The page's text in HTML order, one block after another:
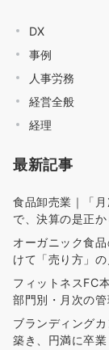
DX
事例
人事労務
経営全般
経理
最新記事
食品卸売業｜「
で、決算の是正
オーガニック食
けて「売り方」
フィットネスFC
部門別・月次の
ブランディング
築き、円満に卒